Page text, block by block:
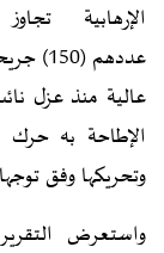
عددهم
عالية منذ عزل
الإطاحة به حرك
وتحريكها وفق
واستعرض